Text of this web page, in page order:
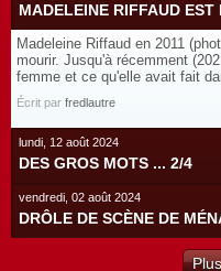
MADELEINE RIFFAUD EST
Madeleine Riffaud en 2011
mourir. Jusqu'à récemment
femme et ce qu'elle avait fait
Écrit par fredlautre
lundi, 12 août 2024
DES GROS MOTS ... 2/4
vendredi, 02 août 2024
DRÔLE DE SCÈNE DE